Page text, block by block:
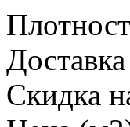
Скидка